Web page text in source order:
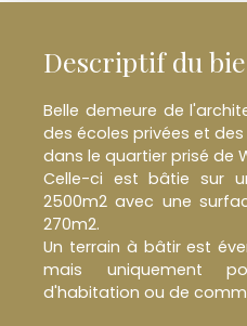
Descriptif du
Belle demeure de
des écoles privées et
dans le quartier prisé de
Celle-ci est bâtie sur
2500m2 avec une
270m2.
Un terrain à bâtir est
mais uniquement
d'habitation ou de